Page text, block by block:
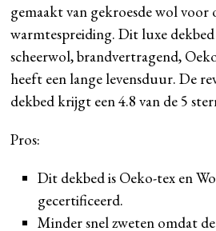
gemaakt van gekroesde wol
warmtespreiding. Dit luxe dekbed
scheerwol, brandvertragend,
heeft een lange levensduur. De
dekbed krijgt een 4.8 van de 5
Pros:
Dit dekbed is Oeko-tex en
gecertificeerd.
Minder snel zweten omdat